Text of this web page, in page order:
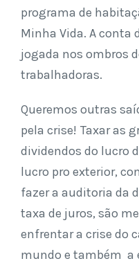
programa de
Minha Vida. A conta
jogada nos ombros
trabalhadoras.
Queremos outras
pela crise! Taxar as
dividendos do lucro
lucro pro exterior,
fazer a auditoria da
taxa de juros, são
enfrentar a crise do
mundo e também a